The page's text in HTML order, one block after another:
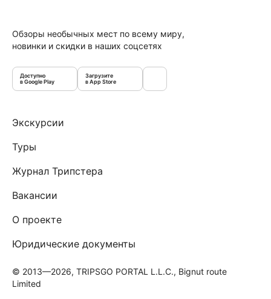
Обзоры необычных мест по всему миру,
новинки и скидки в наших соцсетях
Доступно
в Google Play
Загрузите
в App Store
Экскурсии
Туры
Журнал Трипстера
Вакансии
О проекте
Юридические документы
© 2013—2026, TRIPSGO PORTAL L.L.C., Bignut route
Limited